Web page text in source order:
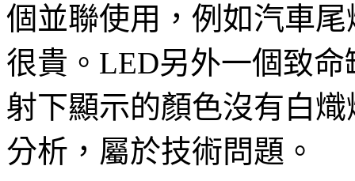
個並聯使用，例如汽車
很貴。LED另外一個致
射下顯示的顏色沒有白
分析，屬於技術問題。